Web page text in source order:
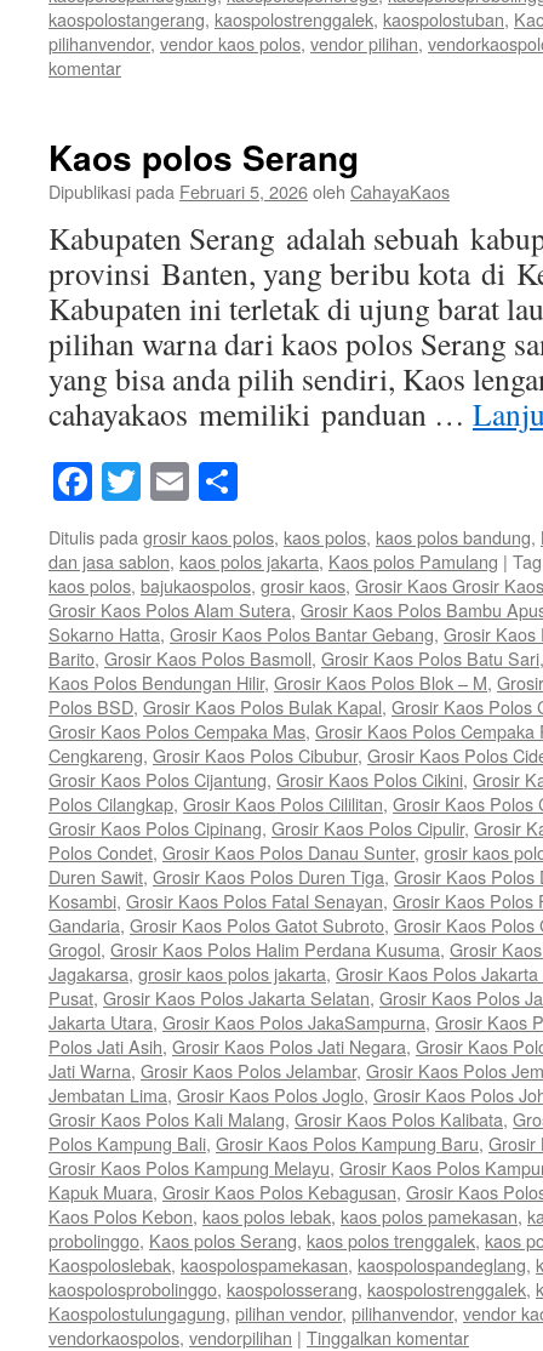
kaospolostangerang, kaospolostrenggalek, kaospolostuban,
pilihanvendor, vendor kaos polos, vendor pilihan,
komentar
Kaos polos Serang
Dipublikasi pada Februari 5, 2026oleh CahayaKaos
Kabupaten Serang adalah sebuah
provinsi Banten, yang beribu kota di
Kabupaten ini terletak di ujung barat
pilihan warna dari kaos polos Serang
yang bisa anda pilih sendiri, Kaos
cahayakaos memiliki panduan …
Facebook
Twitter
Email
Ditulis pada grosir kaos polos, kaos polos, kaos polos bandung,
dan jasa sablon, kaos polos jakarta, Kaos polos Pamulang | Tag
kaos polos, bajukaospolos, grosir kaos, Grosir Kaos Grosir
Grosir Kaos Polos Alam Sutera, Grosir Kaos Polos Bambu
Sokarno Hatta, Grosir Kaos Polos Bantar Gebang, Grosir Kaos
Barito, Grosir Kaos Polos Basmoll, Grosir Kaos Polos Batu Sari
Kaos Polos Bendungan Hilir, Grosir Kaos Polos Blok – M,
Polos BSD, Grosir Kaos Polos Bulak Kapal, Grosir Kaos Polos
Grosir Kaos Polos Cempaka Mas, Grosir Kaos Polos Cempaka
Cengkareng, Grosir Kaos Polos Cibubur, Grosir Kaos Polos
Grosir Kaos Polos Cijantung, Grosir Kaos Polos Cikini, Grosir
Polos Cilangkap, Grosir Kaos Polos Cililitan, Grosir Kaos Polos
Grosir Kaos Polos Cipinang, Grosir Kaos Polos Cipulir, Grosir
Polos Condet, Grosir Kaos Polos Danau Sunter, grosir kaos
Duren Sawit, Grosir Kaos Polos Duren Tiga, Grosir Kaos Polos
Kosambi, Grosir Kaos Polos Fatal Senayan, Grosir Kaos Polos
Gandaria, Grosir Kaos Polos Gatot Subroto, Grosir Kaos Polos
Grogol, Grosir Kaos Polos Halim Perdana Kusuma, Grosir
Jagakarsa, grosir kaos polos jakarta, Grosir Kaos Polos
Pusat, Grosir Kaos Polos Jakarta Selatan, Grosir Kaos Polos
Jakarta Utara, Grosir Kaos Polos JakaSampurna, Grosir Kaos
Polos Jati Asih, Grosir Kaos Polos Jati Negara, Grosir Kaos
Jati Warna, Grosir Kaos Polos Jelambar, Grosir Kaos Polos
Jembatan Lima, Grosir Kaos Polos Joglo, Grosir Kaos Polos
Grosir Kaos Polos Kali Malang, Grosir Kaos Polos Kalibata,
Polos Kampung Bali, Grosir Kaos Polos Kampung Baru, Grosir
Grosir Kaos Polos Kampung Melayu, Grosir Kaos Polos
Kapuk Muara, Grosir Kaos Polos Kebagusan, Grosir Kaos
Kaos Polos Kebon, kaos polos lebak, kaos polos pamekasan,
probolinggo, Kaos polos Serang, kaos polos trenggalek, kaos
Kaospoloslebak, kaospolospamekasan, kaospolospandeglang,
kaospolosprobolinggo, kaospolosserang, kaospolostrenggalek,
Kaospolostulungagung, pilihan vendor, pilihanvendor, vendor
vendorkaospolos, vendorpilihan | Tinggalkan komentar